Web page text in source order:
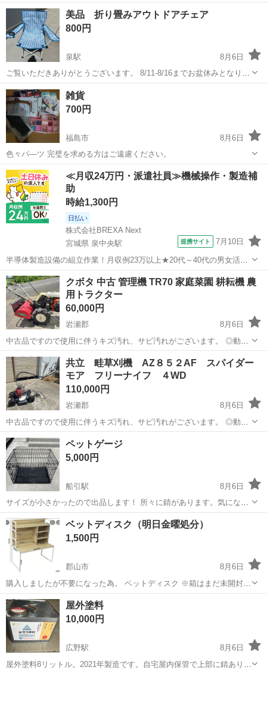
美品 折り畳みアウトドアチェア
800円
泉駅
8月6日
ご覧いただきありがとうございます。 8/11-8/16までお盆休みとなりま
す。 【商品説明】 収納袋付き 収納袋は僅かに保管汚れがあります。
福島 いわき市
雑貨
700円
福島市
8月6日
色々パ―ツ 完璧を求める方はご遠慮ください。
福島 福島市 その他
≪月収24万円・派遣社員≫機械操作・製造補
助
時給1,300円
日払い
株式会社BREXA Next
宮城県 泉中央駅
提携サイト 7月10日
半導体製造設備の組立作業！月収例23万以上★20代～40代の男女活躍
中中！社会保険完備！送迎あり！◎マイカー通勤OK＆無料駐車場完
備！作業着無償貸与◎食堂利用可★《宮城県黒川郡大和町》 人気の工
場のお仕事 ◇半導体製造設備...
宮城 泉中央駅 その他
クボタ 中古 管理機 TR70 家庭菜園 耕耘機 農
用トラクター
60,000円
岩瀬郡
8月6日
中古品ですので使用に伴うキズ汚れ、サビ汚れがございます。 ◎動作
確認済みですが、実演動作確認は行っておりません。 農業機械特有の
汚れ・錆・オイル滲みなどありますが、割と綺麗な状態だと思いま
す。 ☆☆☆注意事項 :現状販...
福島 岩瀬郡 その他
共立 畦草刈機 AZ８５２AF スパイダー
モア フリーナイフ ４WD
110,000円
岩瀬郡
8月6日
中古品ですので使用に伴うキズ汚れ、サビ汚れがございます。 ◎動作
確認済みですが、実演動作確認は行っておりません。 農業機械特有の
汚れ・錆・オイル滲みなどありますが、割と綺麗な状態だと思いま
す。 ☆☆☆注意事項 :現状販...
福島 岩瀬郡 その他
ペットゲージ
5,000円
船引駅
8月6日
サイズが小さかったので出品します！ 所々に錆があります。気になら
ない方に。
福島 田村市 船引駅 その他 ゲージ
ベットディスク（明日金曜処分）
1,500円
郡山市
8月6日
購入しましたが不要になった為。 ベットディスク ※箱はまだ未開封で
すが、自宅保存のため神経質の方はご遠慮ください。
福島 郡山市 その他
屋外塗料
10,000円
広野駅
8月6日
屋外塗料8リットル。2021年製造です。自宅屋内保管で上部に錆ありで